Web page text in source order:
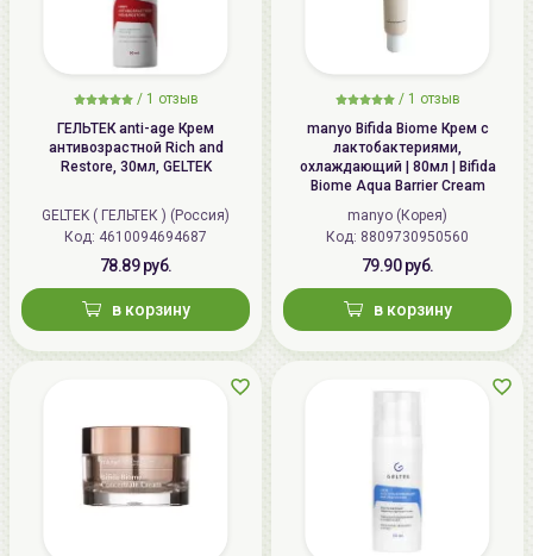
/ 1 отзыв
ГЕЛЬТЕК anti-age Крем
антивозрастной Rich and
Restore, 30мл, GELTEK
GELTEK ( ГЕЛЬТЕК ) (Россия)
Код: 4610094694687
78.89 руб.
в корзину
/ 1 отзыв
manyo Bifida Biome Крем с
лактобактериями,
охлаждающий | 80мл | Bifida
Biome Aqua Barrier Cream
manyo (Корея)
Код: 8809730950560
79.90 руб.
в корзину